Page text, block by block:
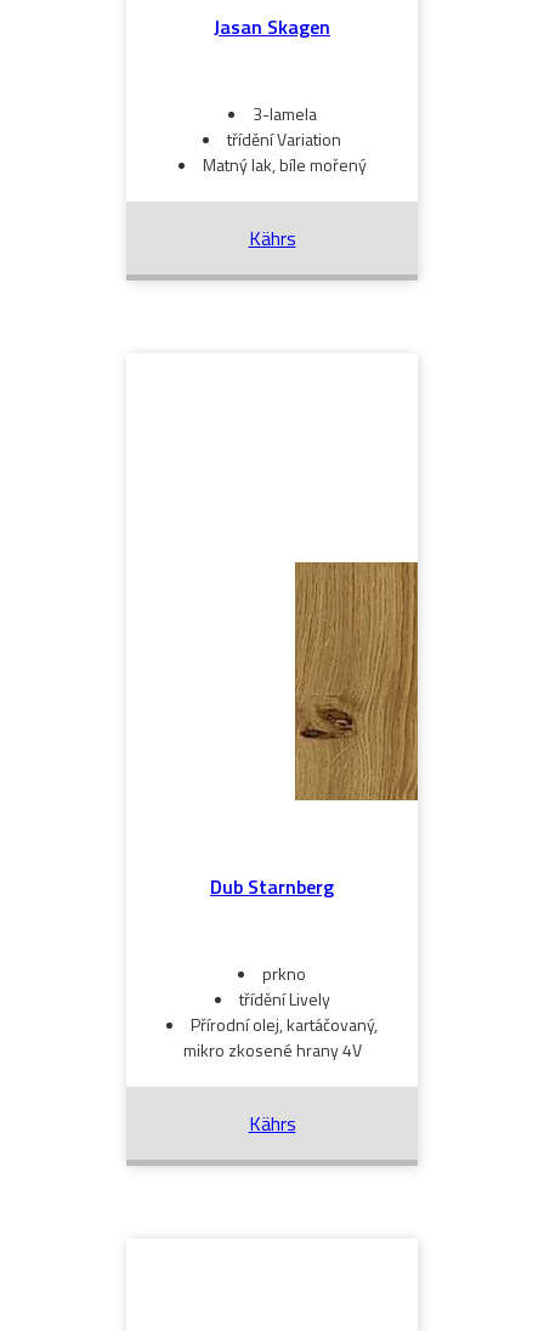
Jasan Skagen
3-lamela
třídění Variation
Matný lak, bíle mořený
Kährs
Dub Starnberg
prkno
třídění Lively
Přírodní olej, kartáčovaný,
mikro zkosené hrany 4V
Kährs